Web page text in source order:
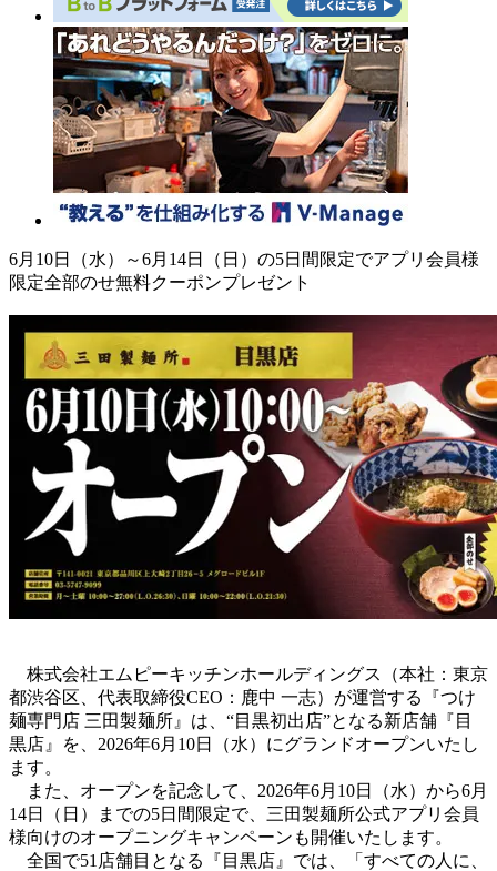
6月10日（水）～6月14日（日）の5日間限定でアプリ会員様
限定全部のせ無料クーポンプレゼント
株式会社エムピーキッチンホールディングス（本社：東京
都渋谷区、代表取締役CEO：鹿中 一志）が運営する『つけ
麺専門店 三田製麺所』は、“目黒初出店”となる新店舗『目
黒店』を、2026年6月10日（水）にグランドオープンいたし
ます。
また、オープンを記念して、2026年6月10日（水）から6月
14日（日）までの5日間限定で、三田製麺所公式アプリ会員
様向けのオープニングキャンペーンも開催いたします。
全国で51店舗目となる『目黒店』では、「すべての人に、